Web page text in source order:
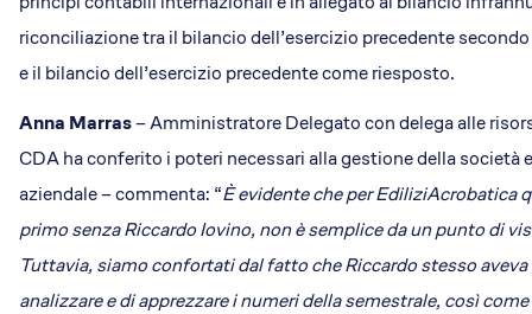
riconciliazione tra il bilancio dell’esercizio precedente
e il bilancio dell’esercizio precedente come riesposto.
Anna Marras– Amministratore Delegato con delega alle
CDA ha conferito i poteri necessari alla gestione della società
aziendale – commenta: “È evidente che per EdiliziAcrobatica
primo senza Riccardo Iovino, non è semplice da un punto di
Tuttavia, siamo confortati dal fatto che Riccardo stesso
analizzare e di apprezzare i numeri della semestrale, così